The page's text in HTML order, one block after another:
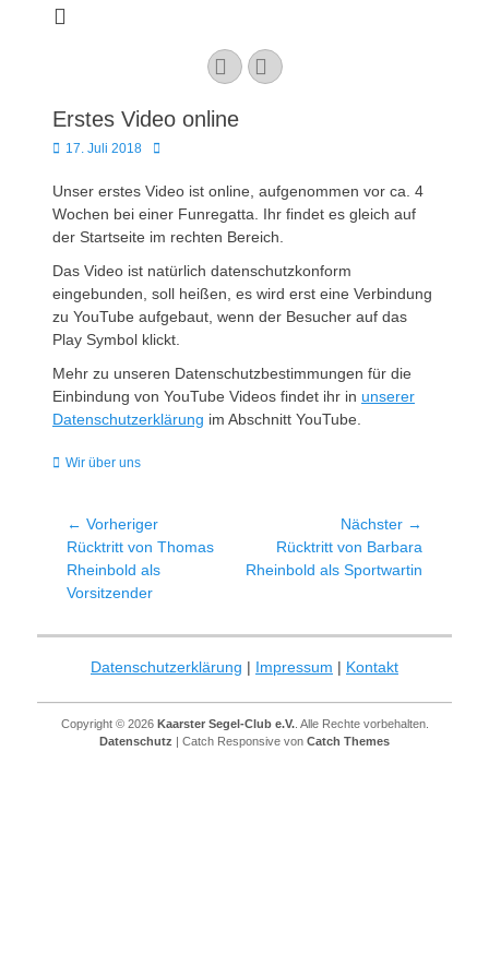
YouTubeInstagram
Erstes Video online
Veröffentlicht
17. Juli 2018 Autor
Unser erstes Video ist online, aufgenommen vor ca. 4
Wochen bei einer Funregatta. Ihr findet es gleich auf
der Startseite im rechten Bereich.
Das Video ist natürlich datenschutzkonform
eingebunden, soll heißen, es wird erst eine Verbindung
zu YouTube aufgebaut, wenn der Besucher auf das
Play Symbol klickt.
Mehr zu unseren Datenschutzbestimmungen für die
Einbindung von YouTube Videos findet ihr in unserer
Datenschutzerklärung im Abschnitt YouTube.
Kategorien
Wir über uns
Beitragsnavigation
← Vorheriger
Vorheriger
Beitrag:
Rücktritt von Thomas
Rheinbold als
Vorsitzender
Nächster →
Nächster
Beitrag:
Rücktritt von Barbara
Rheinbold als Sportwartin
Datenschutzerklärung | Impressum | Kontakt
Copyright © 2026 Kaarster Segel-Club e.V.. Alle Rechte vorbehalten.
Datenschutz | Catch Responsive von Catch Themes